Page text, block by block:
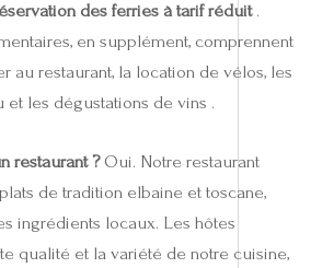
des ferries à tarif réduit.
en supplément, comprennent
au restaurant, la location de vélos, les
et les dégustations de vins .
restaurant ?Oui. Notre restaurant
de tradition elbaine et toscane,
ingrédients locaux. Les hôtes
qualité et la variété de notre cuisine,